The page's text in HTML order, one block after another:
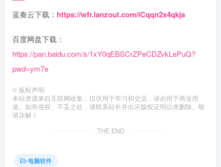
蓝奏云下载： https://wfr.lanzout.com/iCqqn2x4qkja
百度网盘下载：
https://pan.baidu.com/s/1xY0qEBSCrZPeCDZvkLePuQ?
pwd=ym7e
© 版权声明
本站资源来自互联网收集，仅供用于学习和交流，请勿用于商业用
途。如有侵权、不妥之处，请联系站长并出示版权证明以便删除。敬
请谅解！
THE END
电脑软件